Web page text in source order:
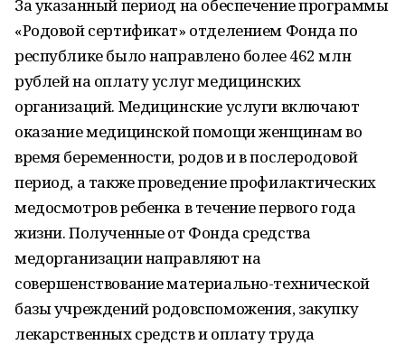
За указанный период на обеспечение программы
«Родовой сертификат» отделением Фонда по
республике было направлено более 462 млн
рублей на оплату услуг медицинских
организаций. Медицинские услуги включают
оказание медицинской помощи женщинам во
время беременности, родов и в послеродовой
период, а также проведение профилактических
медосмотров ребенка в течение первого года
жизни. Полученные от Фонда средства
медорганизации направляют на
совершенствование материально-технической
базы учреждений родовспоможения, закупку
лекарственных средств и оплату труда